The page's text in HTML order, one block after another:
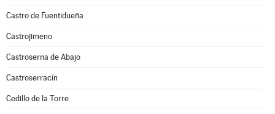
Castro de Fuentidueña
Castrojimeno
Castroserna de Abajo
Castroserracín
Cedillo de la Torre